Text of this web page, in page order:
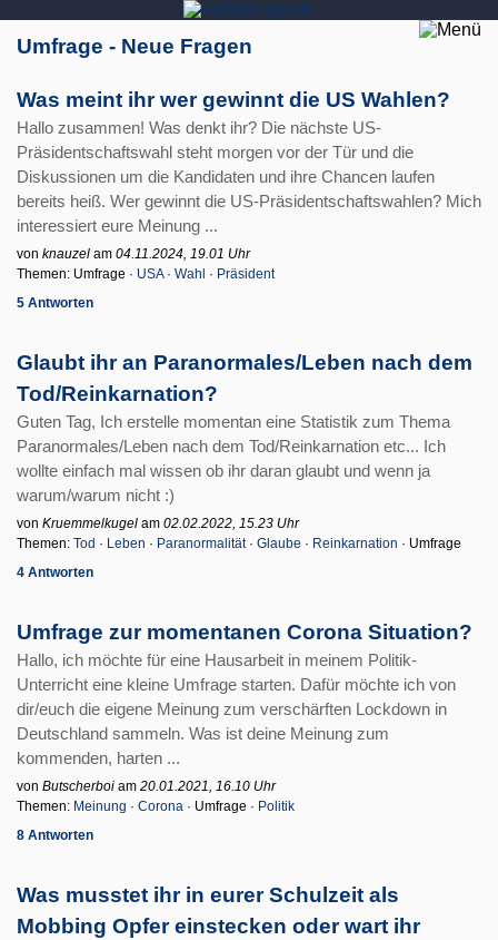
Umfrage - Neue Fragen
Was meint ihr wer gewinnt die US Wahlen?
Hallo zusammen! Was denkt ihr? Die nächste US-
Präsidentschaftswahl steht morgen vor der Tür und die
Diskussionen um die Kandidaten und ihre Chancen laufen
bereits heiß. Wer gewinnt die US-Präsidentschaftswahlen? Mich
interessiert eure Meinung ...
von knauzel am 04.11.2024, 19.01 Uhr
Themen: Umfrage · USA· Wahl · Präsident
5 Antworten
Glaubt ihr an Paranormales/Leben nach dem
Tod/Reinkarnation?
Guten Tag, Ich erstelle momentan eine Statistik zum Thema
Paranormales/Leben nach dem Tod/Reinkarnation etc... Ich
wollte einfach mal wissen ob ihr daran glaubt und wenn ja
warum/warum nicht :)
von Kruemmelkugel am 02.02.2022, 15.23 Uhr
Themen: Tod · Leben · Paranormalität· Glaube · Reinkarnation · Umfrage
4 Antworten
Umfrage zur momentanen Corona Situation?
Hallo, ich möchte für eine Hausarbeit in meinem Politik-
Unterricht eine kleine Umfrage starten. Dafür möchte ich von
dir/euch die eigene Meinung zum verschärften Lockdown in
Deutschland sammeln. Was ist deine Meinung zum
kommenden, harten ...
von Butscherboi am 20.01.2021, 16.10 Uhr
Themen: Meinung · Corona · Umfrage · Politik
8 Antworten
Was musstet ihr in eurer Schulzeit als
Mobbing Opfer einstecken oder wart ihr